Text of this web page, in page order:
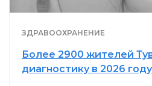
ЗДРАВООХРАНЕНИЕ
Более 2900 жителей
диагностику в 2026 году